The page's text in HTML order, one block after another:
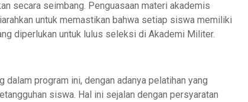
secara seimbang. Penguasaan materi akademis
untuk memastikan bahwa setiap siswa memiliki
diperlukan untuk lulus seleksi di Akademi Militer.
program ini, dengan adanya pelatihan yang
siswa. Hal ini sejalan dengan persyaratan